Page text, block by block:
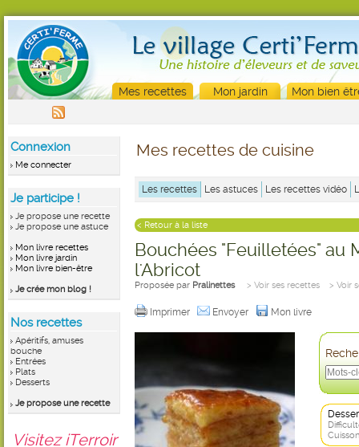
Mes recettes Mon jardin Mon bien
Connexion
Me connecter
Je participe !
Je propose une recette
Je propose une astuce
Mon livre recettes
Mon livre jardin
Mon livre bien-être
Je crée mon blog !
Nos recettes
Apéritifs, amuses
bouche
Entrées
Plats
Desserts
Je propose une recette
Visitez iTerroir
Mes recettes de cuisine
Les recettes Les astuces Les recettes vidéo
< Retour à la liste
Bouchées "Feuilletées" au
l'Abricot
Proposée par Pralinettes > Voir ses recettes > Voir
Imprimer Envoyer Mon livre